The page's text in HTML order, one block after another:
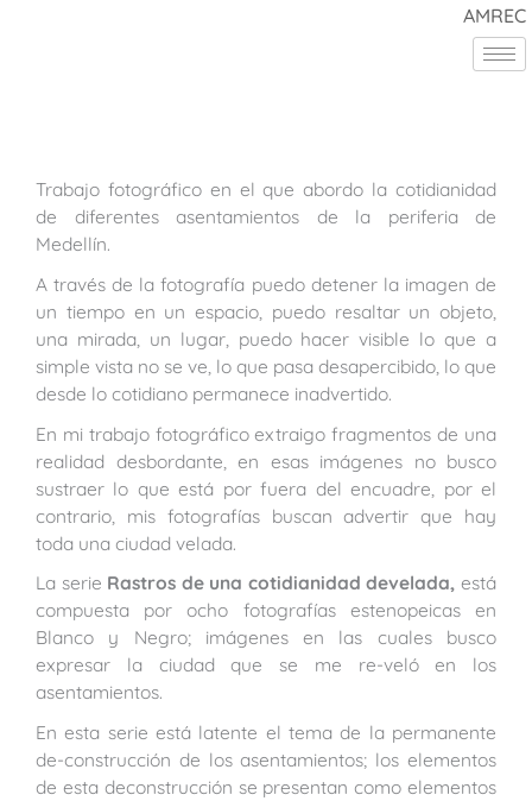
AMREC
Trabajo fotográfico en el que abordo la cotidianidad
de diferentes asentamientos de la periferia de
Medellín.
A través de la fotografía puedo detener la imagen de
un tiempo en un espacio, puedo resaltar un objeto,
una mirada, un lugar, puedo hacer visible lo que a
simple vista no se ve, lo que pasa desapercibido, lo que
desde lo cotidiano permanece inadvertido.
En mi trabajo fotográfico extraigo fragmentos de una
realidad desbordante, en esas imágenes no busco
sustraer lo que está por fuera del encuadre, por el
contrario, mis fotografías buscan advertir que hay
toda una ciudad velada.
La serie Rastros de una cotidianidad develada,está
compuesta por ocho fotografías estenopeicas en
Blanco y Negro; imágenes en las cuales busco
expresar la ciudad que se me re-veló en los
asentamientos.
En esta serie está latente el tema de la permanente
de-construcción de los asentamientos; los elementos
de esta deconstrucción se presentan como elementos